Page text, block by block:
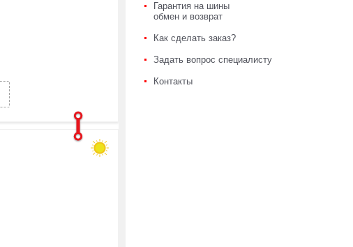
Гарантия на шины
обмен и возврат
Как сделать заказ?
Задать вопрос специалисту
Контакты